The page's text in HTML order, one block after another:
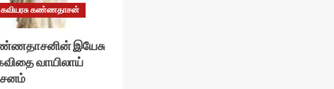
கவியரசு கண்ணதாசன்
இயேசு
வாயிலாய்